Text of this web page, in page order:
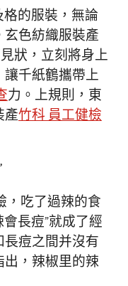
的服裝，無論
色紡織服裝產
狀，立刻將身上
千紙鶴攜帶上
力。上規則，東
產竹科 員工健檢
，吃了過辣的食
會長痘”就成了經
痘之間并沒有
，辣椒里的辣